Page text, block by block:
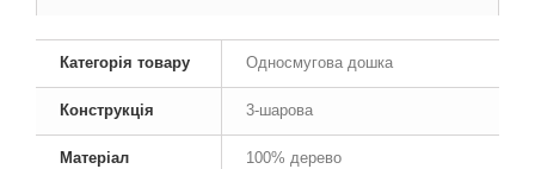
Категорія товару Односмугова дошка
Конструкція 3-шарова
Матеріал 100% дерево